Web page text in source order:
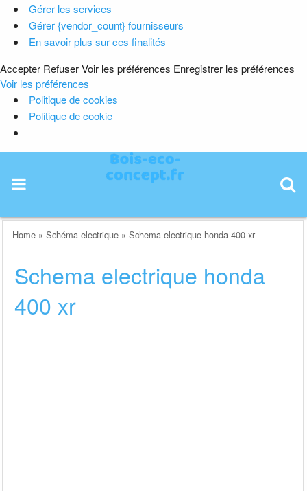
Gérer les services
Gérer {vendor_count} fournisseurs
En savoir plus sur ces finalités
Accepter RefuserVoir les préférences Enregistrer les préférences
Voir les préférences
Politique de cookies
Politique de cookie
content
Home »Schéma electrique »Schema electrique honda 400 xr
Schema electrique honda
400 xr